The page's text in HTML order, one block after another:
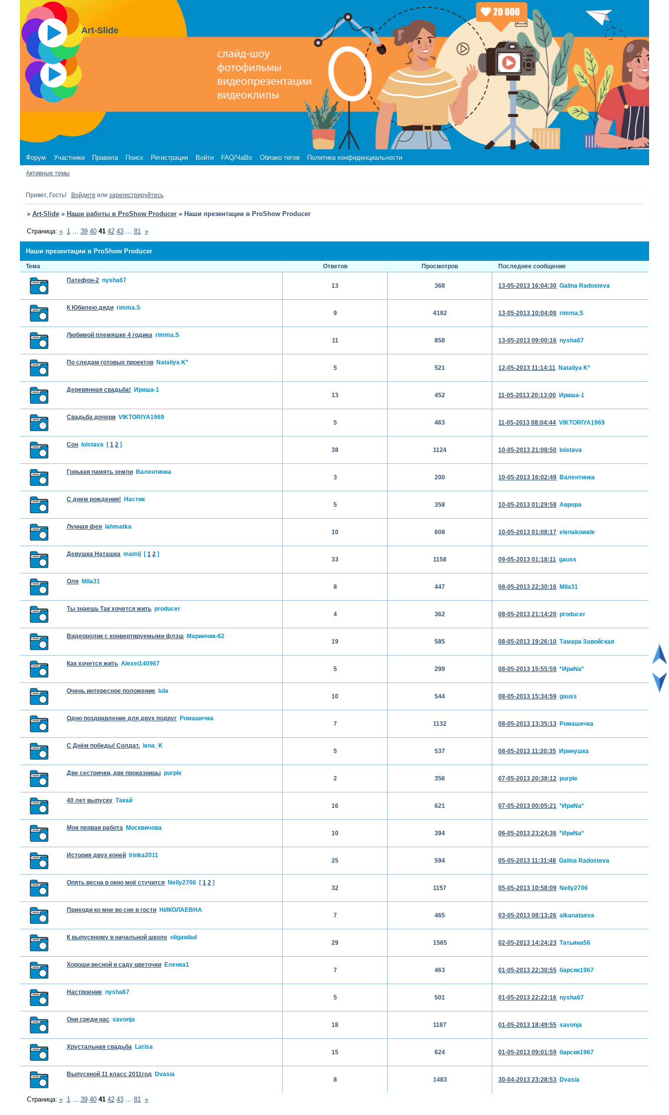
Art-Slide
Форум Участники Правила Поиск Регистрация Войти FAQ/ЧаВо Облако тегов Политика конфиденциальности
Активные темы
Привет, Гость! Войдите или зарегистрируйтесь.
» Art-Slide » Наши работы в ProShow Producer » Наши презентации в ProShow Producer
Наши презентации в ProShow Producer
Страница: « 1 … 39 40 41 42 43 … 81 »
Тема Ответов Просмотров
Последнее сообщение
Патефон-2 nysha67
13 368 13-05-2013 16:04:30 Galina Radosteva
К Юбилею дяди rimma.S
9 4182 13-05-2013 10:04:08 rimma.S
Любимой племяшке 4 годика rimma.S
11 858 13-05-2013 09:00:16 nysha67
По следам готовых проектов Nataliya K*
5 521 12-05-2013 11:14:11 Nataliya K*
Деревянная свадьба! Ириша-1
13 452 11-05-2013 20:13:00 Ириша-1
Свадьба дочери VIKTORIYA1969
5 463 11-05-2013 08:04:44 VIKTORIYA1969
Сон loistava [ 1 2 ]
38 1124 10-05-2013 21:08:50 loistava
Горькая память земли Валентинка
3 200 10-05-2013 16:02:49 Валентинка
С днем рождения! Настик
5 358 10-05-2013 01:29:58 Аврора
Лунная фея lahmatka
10 608 10-05-2013 01:08:17 elenakowale
Девушка Наташка mamlj [ 1 2 ]
33 1158 09-05-2013 01:18:11 gauss
Оля Mila31
8 447 08-05-2013 22:30:16 Mila31
Ты знаешь Так хочется жить producer
4 362 08-05-2013 21:14:20 producer
Видеоролик с конвертируемыми флэш Маринчик-62
19 585 08-05-2013 19:26:10 Тамара Завойская
Как хочется жить Alexei140967
5 299 08-05-2013 15:55:59 *ИриNа*
Очень интересное положение lula
10 544 08-05-2013 15:34:59 gauss
Одно поздравление для двух подруг Ромашечка
7 1132 08-05-2013 13:35:13 Ромашечка
С Днём победы! Солдат. lena_K
5 537 08-05-2013 11:20:35 Иринушка
Две сестрички, две проказницы purple
2 356 07-05-2013 20:38:12 purple
40 лет выпуску Такай
16 621 07-05-2013 00:05:21 *ИриNа*
Моя первая работа Москвичова
10 394 06-05-2013 23:24:36 *ИриNа*
История двух коней Irinka2011
25 594 05-05-2013 11:31:48 Galina Radosteva
Опять весна в окно моё стучится Nelly2706 [ 1 2 ]
32 1157 05-05-2013 10:58:09 Nelly2706
Приходи ко мне во сне в гости НИКОЛАЕВНА
7 465 03-05-2013 08:13:26 alkanataeva
К выпускному в начальной школе oligawlad
29 1565 02-05-2013 14:24:23 Татьяна56
Хороши весной в саду цветочки Еленка1
7 463 01-05-2013 22:30:55 барсик1967
Настроение nysha67
5 501 01-05-2013 22:22:16 nysha67
Они среди нас savonja
18 1187 01-05-2013 18:49:55 savonja
Хрустальная свадьба Larisa
15 624 01-05-2013 09:01:59 барсик1967
Выпускной 11 класс 2011год Dvasia
8 1483 30-04-2013 23:28:53 Dvasia
Страница: « 1 … 39 40 41 42 43 … 81 »